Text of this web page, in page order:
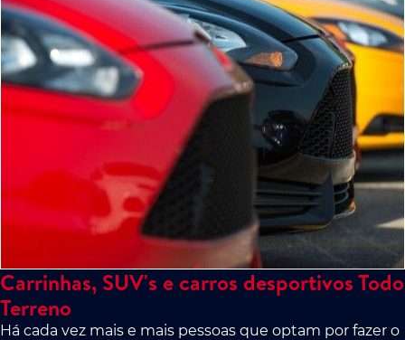
Carrinhas, SUV's e carros desportivos Todo
Terreno
Há cada vez mais e mais pessoas que optam por fazer o